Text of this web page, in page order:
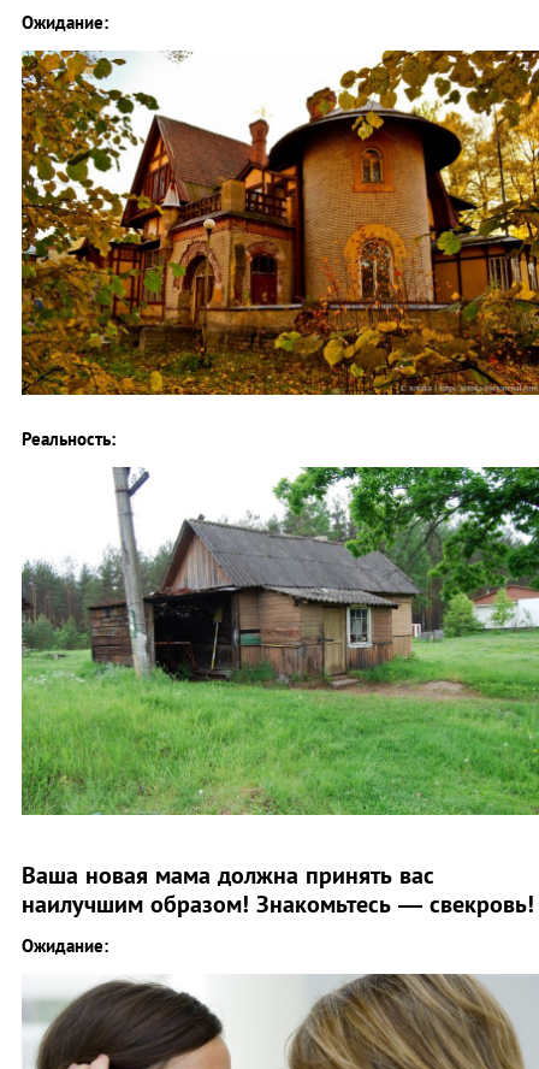
Ожидание:
Реальность:
Ваша новая мама должна принять вас
наилучшим образом! Знакомьтесь —
Ожидание: